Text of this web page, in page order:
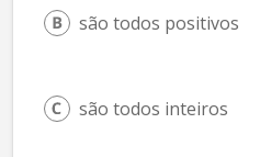
são todos positivos
são todos inteiros